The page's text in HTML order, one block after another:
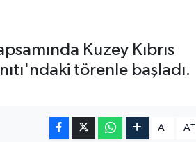
Kuzey Kıbrıs
törenle başladı.
A- A+